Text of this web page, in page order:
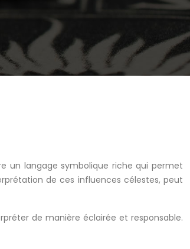
un langage symbolique riche qui permet
de ces influences célestes, peut
de manière éclairée et responsable.